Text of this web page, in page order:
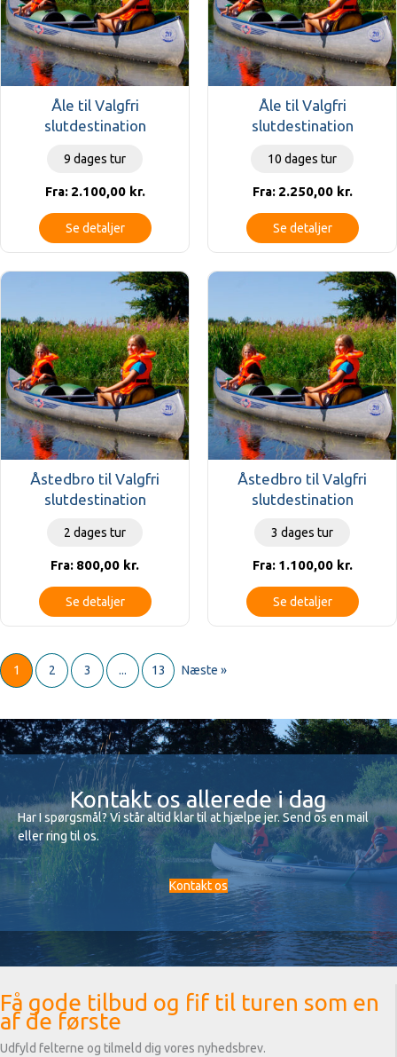
Åle til Valgfri
slutdestination
9 dages tur
Fra: 2.100,00 kr.
Se detaljer
Åle til Valgfri
slutdestination
10 dages tur
Fra: 2.250,00 kr.
Se detaljer
Åstedbro til Valgfri
slutdestination
2 dages tur
Fra: 800,00 kr.
Se detaljer
Åstedbro til Valgfri
slutdestination
3 dages tur
Fra: 1.100,00 kr.
Se detaljer
1 2 3 ... 13 Næste »
Kontakt os allerede i dag
Har I spørgsmål? Vi står altid klar til at hjælpe jer. Send os en mail
eller ring til os.
Kontakt os
Få gode tilbud og fif til turen som en
af de første
Udfyld felterne og tilmeld dig vores nyhedsbrev.